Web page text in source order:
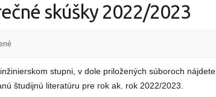
skúšky 2022/2023
stupni, v dole priložených súboroch nájdete
študijnú literatúru pre rok ak. rok 2022/2023.